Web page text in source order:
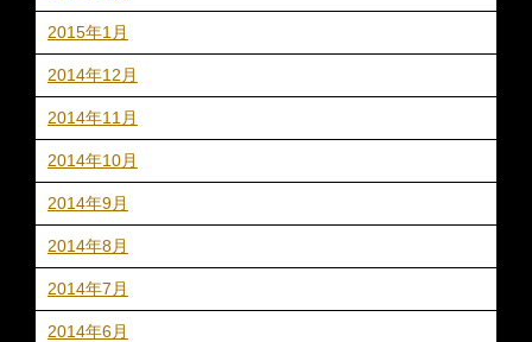
2015年1月
2014年12月
2014年11月
2014年10月
2014年9月
2014年8月
2014年7月
2014年6月